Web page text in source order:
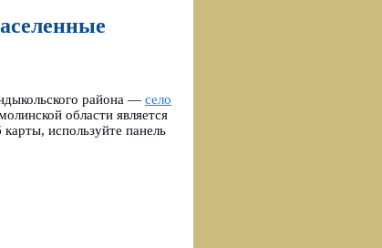
района — село
области является
используйте панель